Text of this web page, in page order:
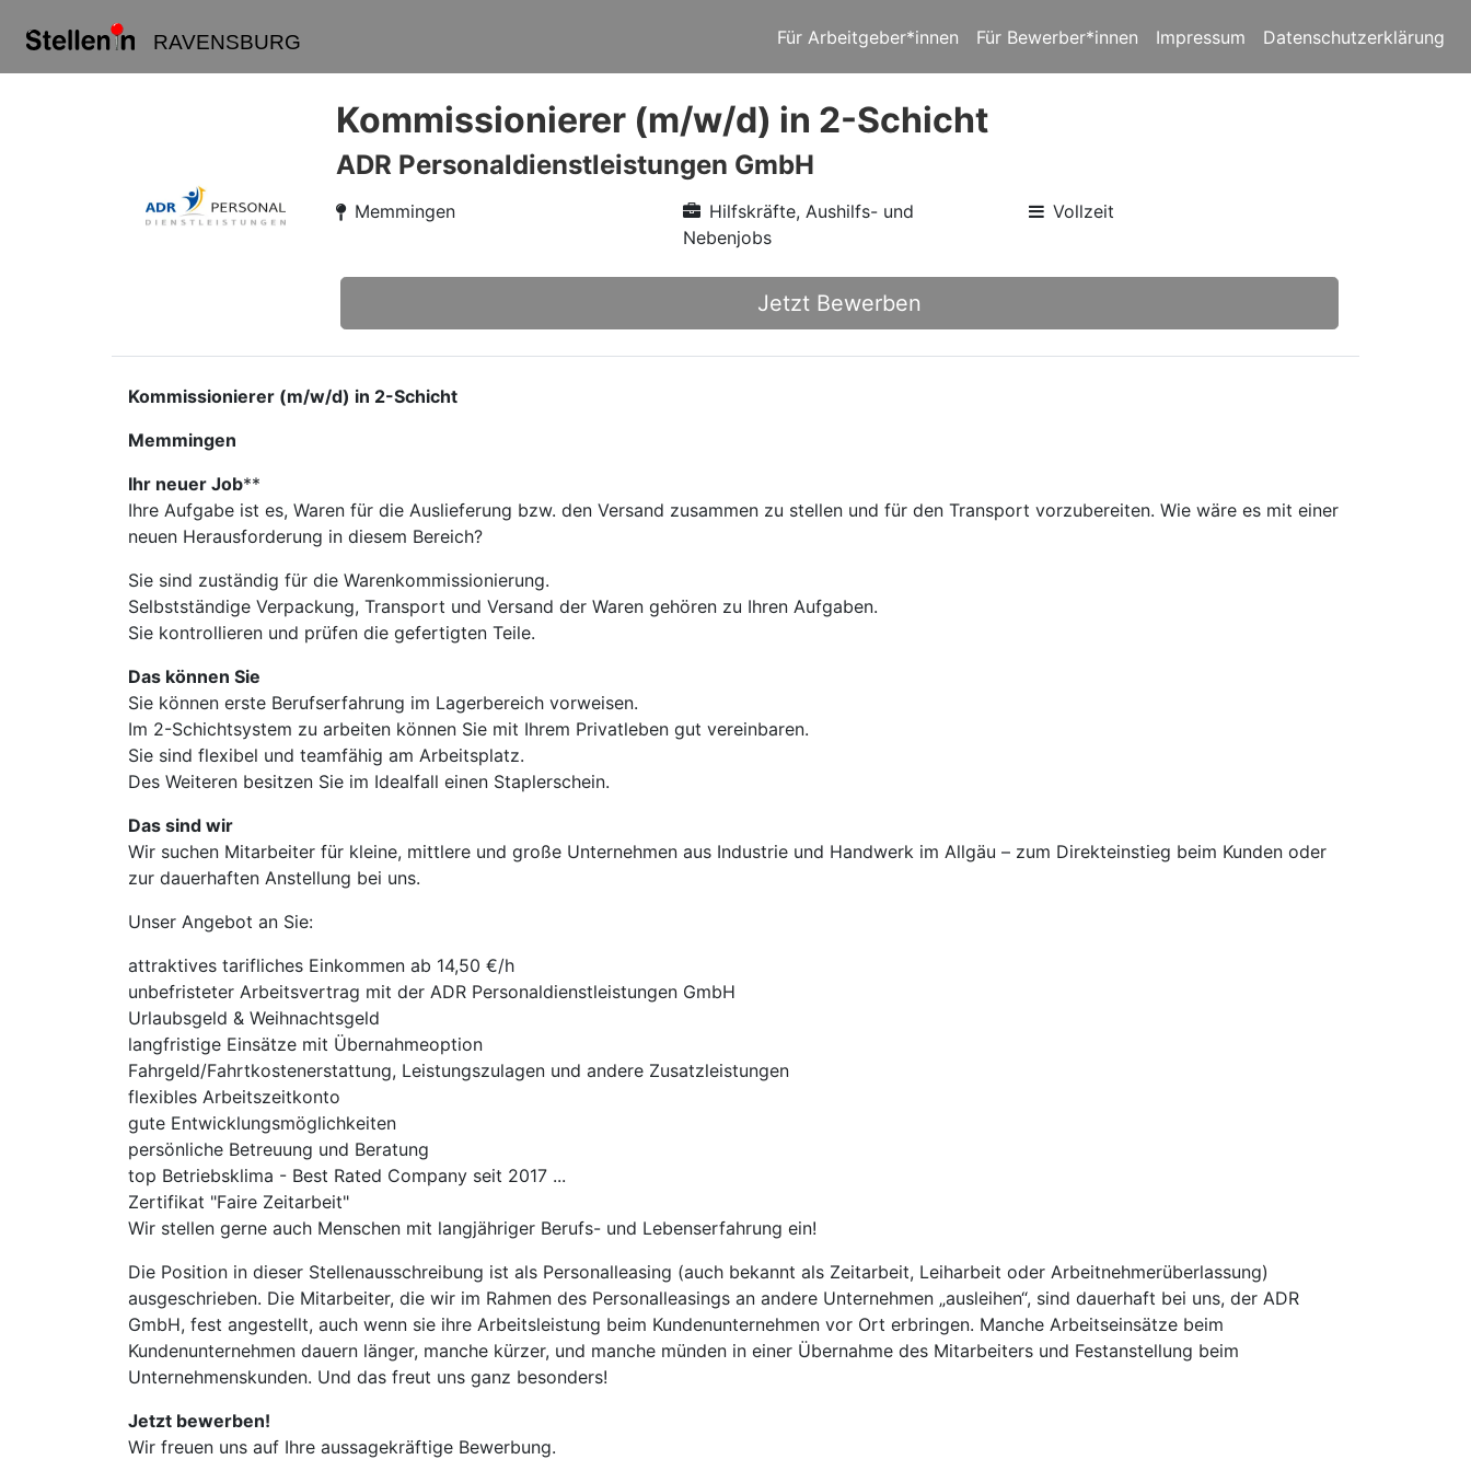
RAVENSBURG Für Arbeitgeber*innen Für Bewerber*innen Impressum Datenschutzerklärung
Kommissionierer (m/w/d) in 2-Schicht
ADR Personaldienstleistungen GmbH
Memmingen
Hilfskräfte, Aushilfs- und
Nebenjobs
Vollzeit
Jetzt Bewerben
Kommissionierer (m/w/d) in 2-Schicht
Memmingen
Ihr neuer Job​**
Ihre Aufgabe ist es, Waren für die Auslieferung bzw. den Versand zusammen zu stellen und für den Transport vorzubereiten. Wie wäre es mit einer
neuen Herausforderung in diesem Bereich?
Sie sind zuständig für die Warenkommissionierung.
Selbstständige Verpackung, Transport und Versand der Waren gehören zu Ihren Aufgaben.
Sie kontrollieren und prüfen die gefertigten Teile.
Das können Sie
Sie können erste Berufserfahrung im Lagerbereich vorweisen.
Im 2-Schichtsystem zu arbeiten können Sie mit Ihrem Privatleben gut vereinbaren.
Sie sind flexibel und teamfähig am Arbeitsplatz.
Des Weiteren besitzen Sie im Idealfall einen Staplerschein.
Das sind wir
Wir suchen Mitarbeiter für kleine, mittlere und große Unternehmen aus Industrie und Handwerk im Allgäu – zum Direkteinstieg beim Kunden oder
zur dauerhaften Anstellung bei uns.
Unser Angebot an Sie:
attraktives tarifliches Einkommen ab 14,50 €/h
unbefristeter Arbeitsvertrag mit der ADR Personaldienstleistungen GmbH
Urlaubsgeld & Weihnachtsgeld
langfristige Einsätze mit Übernahmeoption
Fahrgeld/Fahrtkostenerstattung, Leistungszulagen und andere Zusatzleistungen
flexibles Arbeitszeitkonto
gute Entwicklungsmöglichkeiten
persönliche Betreuung und Beratung
top Betriebsklima - Best Rated Company seit 2017 ...
Zertifikat "Faire Zeitarbeit"
Wir stellen gerne auch Menschen mit langjähriger Berufs- und Lebenserfahrung ein!
Die Position in dieser Stellenausschreibung ist als Personalleasing (auch bekannt als Zeitarbeit, Leiharbeit oder Arbeitnehmerüberlassung)
ausgeschrieben. Die Mitarbeiter, die wir im Rahmen des Personalleasings an andere Unternehmen „ausleihen“, sind dauerhaft bei uns, der ADR
GmbH, fest angestellt, auch wenn sie ihre Arbeitsleistung beim Kundenunternehmen vor Ort erbringen. Manche Arbeitseinsätze beim
Kundenunternehmen dauern länger, manche kürzer, und manche münden in einer Übernahme des Mitarbeiters und Festanstellung beim
Unternehmenskunden. Und das freut uns ganz besonders!
Jetzt bewerben!
Wir freuen uns auf Ihre aussagekräftige Bewerbung.